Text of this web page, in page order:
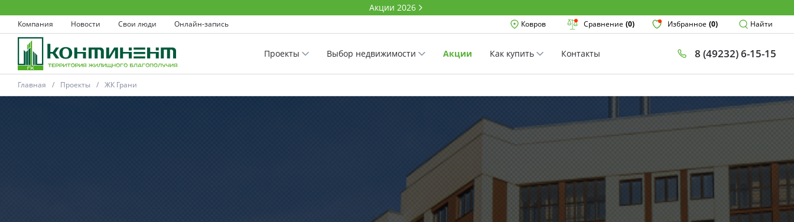
Акции 2026
Компания Новости Свои люди Онлайн-запись Ковров Сравнение (0) Избранное (0) Найти
Проекты Выбор недвижимости Акции Как купить Контакты 8 (49232) 6-15-15
×
Главная Проекты ЖК Грани
Поиск